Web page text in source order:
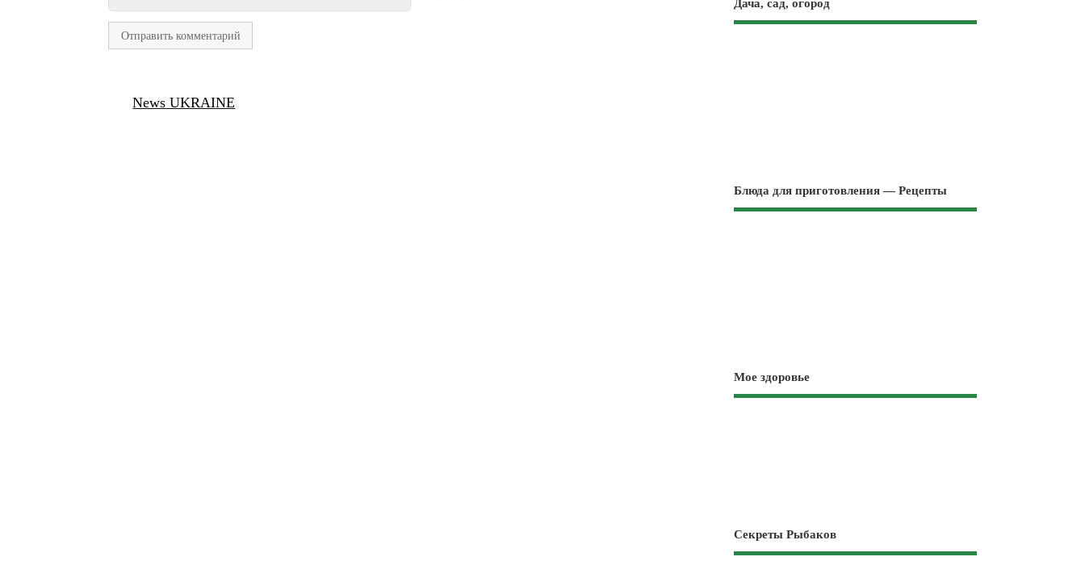
News UKRAINE
Дача, сад, огород
Блюда для приготовления — Рецепты
Мое здоровье
Секреты Рыбаков